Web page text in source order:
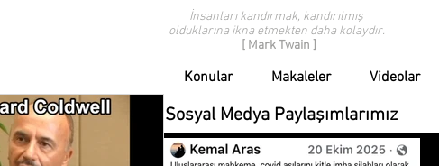
İnsanları kandırmak, kandırılmış
olduklarına ikna etmekten daha kolaydır.
[ Mark Twain ]
Konular Makaleler Videolar
Sosyal Medya Paylaşımlarımız